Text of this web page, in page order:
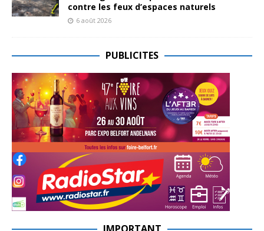
contre les feux d’espaces naturels
6 août 2026
PUBLICITES